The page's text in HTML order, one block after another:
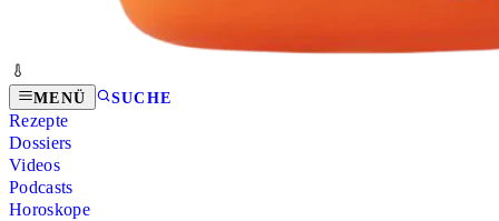
MENÜ SUCHE
Rezepte
Dossiers
Videos
Podcasts
Horoskope